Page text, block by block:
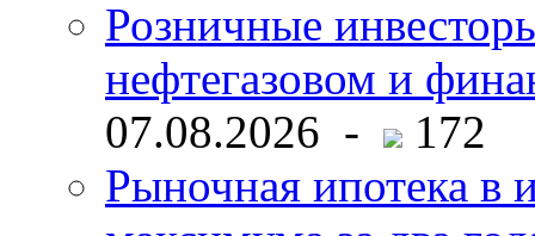
Розничные
нефтегазовом и
07.08.2026 -
172
Рыночная ипотека в